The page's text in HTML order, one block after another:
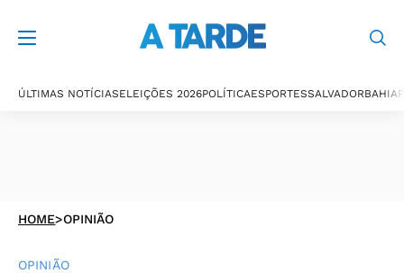
ÚLTIMAS NOTÍCIASELEIÇÕES 2026POLÍTICAESPORTESSALVADORBAHIA
HOME>OPINIÃO
OPINIÃO